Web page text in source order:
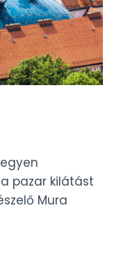
pazar kilátást
Mura